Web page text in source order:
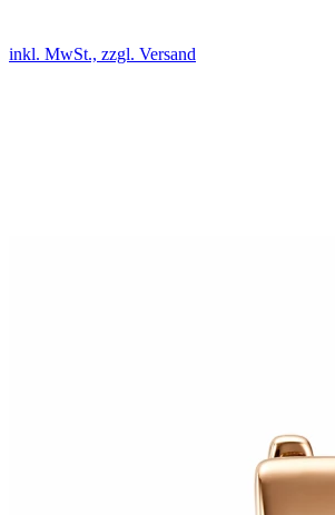
inkl. MwSt., zzgl. Versand